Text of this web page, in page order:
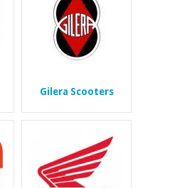
Gilera Scooters